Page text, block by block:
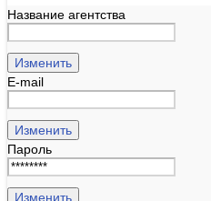
Название агентства
Изменить
E-mail
Изменить
Пароль
Изменить